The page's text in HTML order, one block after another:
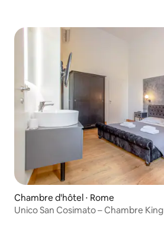
Chambre d'hôtel ⋅ Rome
Unico San Cosimato – Chambre King